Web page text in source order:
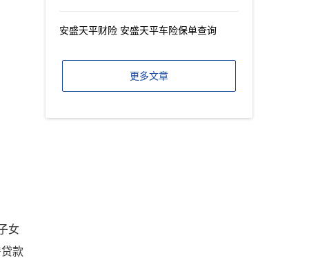
女
款
安盛天平财险 安盛天平车险保单查询
更多文章